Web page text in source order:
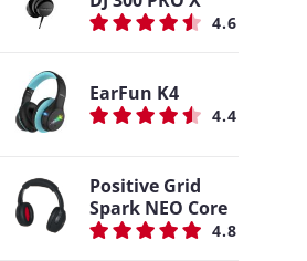
4.6
EarFun K4
4.4
Positive Grid
Spark NEO Core
4.8